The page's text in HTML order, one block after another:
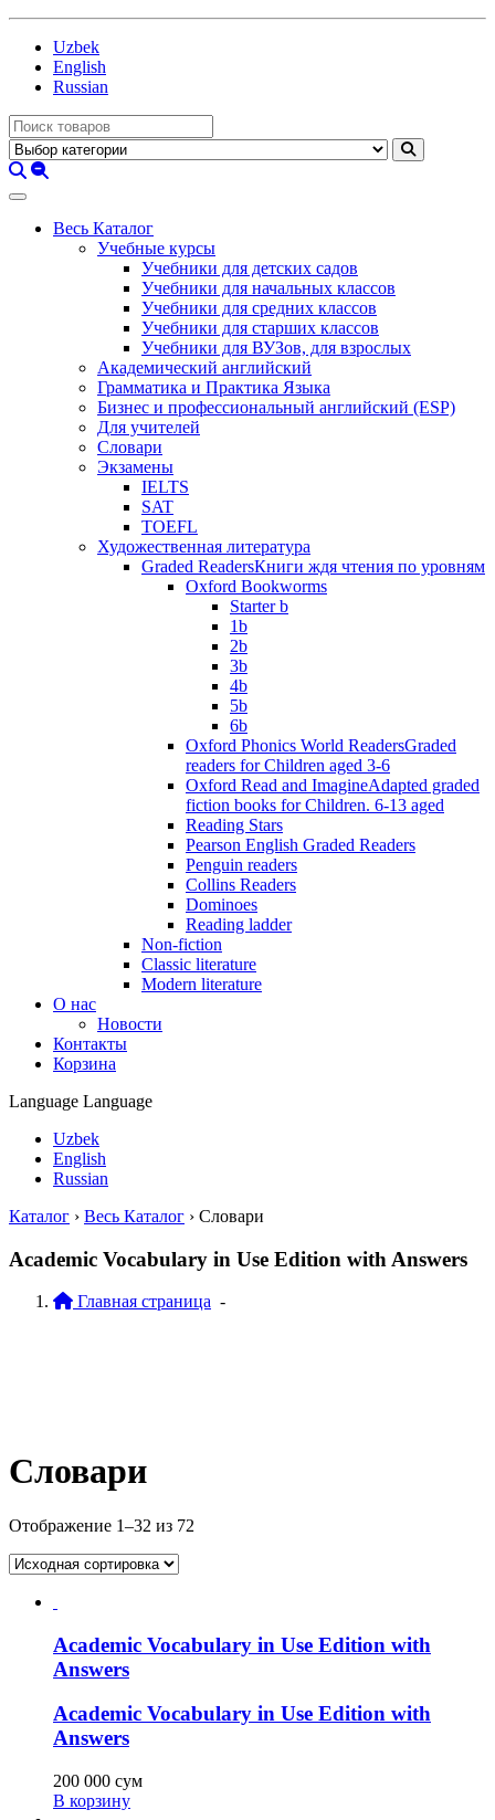
Uzbek
English
Russian
Весь Каталог
Учебные курсы
Учебники для детских садов
Учебники для начальных классов
Учебники для средних классов
Учебники для старших классов
Учебники для ВУЗов, для взрослых
Академический английский
Грамматика и Практика Языка
Бизнес и профессиональный английский (ESP)
Для учителей
Словари
Экзамены
IELTS
SAT
TOEFL
Художественная литература
Graded ReadersКниги ждя чтения по уровням
Oxford Bookworms
Starter b
1b
2b
3b
4b
5b
6b
Oxford Phonics World ReadersGraded
readers for Children aged 3-6
Oxford Read and ImagineAdapted graded
fiction books for Children. 6-13 aged
Reading Stars
Pearson English Graded Readers
Penguin readers
Collins Readers
Dominoes
Reading ladder
Non-fiction
Classic literature
Modern literature
О нас
Новости
Контакты
Корзина
Language Language
Uzbek
English
Russian
Каталог › Весь Каталог › Словари
Academic Vocabulary in Use Edition with Answers
Главная страница -
Словари
Отображение 1–32 из 72
Academic Vocabulary in Use Edition with
Answers
Academic Vocabulary in Use Edition with
Answers
200 000 сум
В корзину